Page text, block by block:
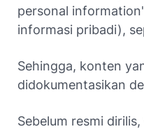
personal
informasi pribadi),
Sehingga, konten
didokumentasikan
Sebelum resmi